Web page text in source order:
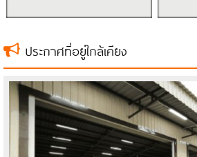
ประกาศที่อยู่ใกล้เคียง